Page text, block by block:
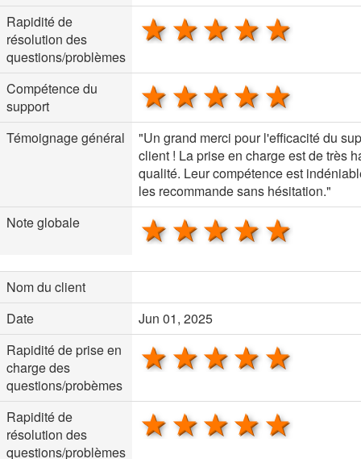
Rapidité de
résolution des
questions/problèmes
4 stars
3 stars
2 stars
1 star
Compétence du
support
4 stars
3 stars
2 stars
1 star
Témoignage général
"Un grand merci pour l'efficacité du
client ! La prise en charge est de très
qualité. Leur compétence est
les recommande sans hésitation."
Note globale
4 stars
3 stars
2 stars
1 star
Nom du client
Date
Jun 01, 2025
Rapidité de prise en
charge des
questions/probèmes
4 stars
3 stars
2 stars
1 star
Rapidité de
résolution des
questions/problèmes
4 stars
3 stars
2 stars
1 star